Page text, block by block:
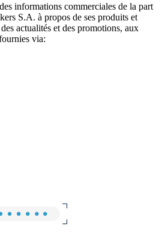
informations commerciales de la part
S.A. à propos de ses produits et
actualités et des promotions, aux
via: